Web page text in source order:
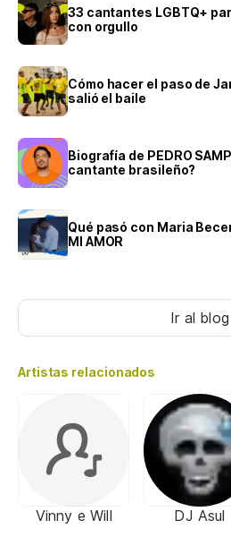
33 cantantes LGBTQ+
con orgullo
Cómo hacer el paso de
salió el baile
Biografía de PEDRO
cantante brasileño?
Qué pasó con Maria
MI AMOR
Ir al blog
Artistas relacionados
Vinny e Will DJ Asul